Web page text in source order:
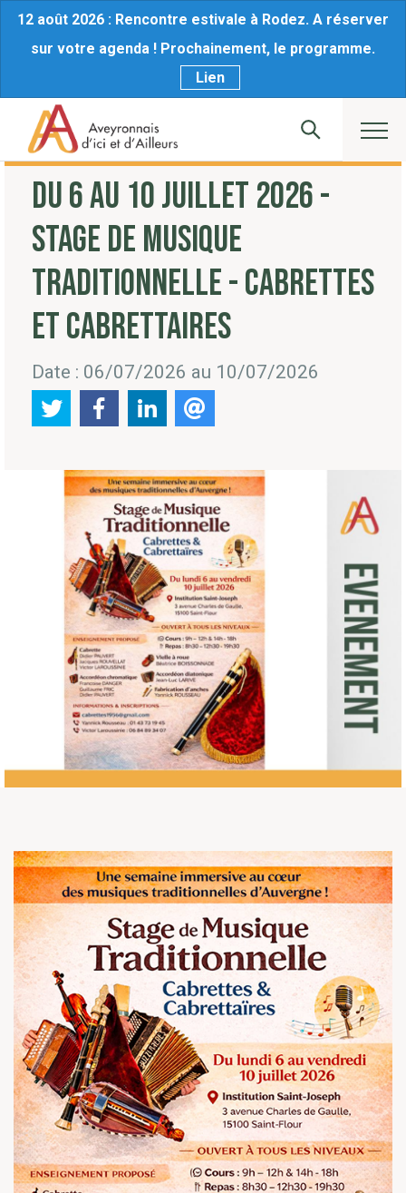
12 août 2026 : Rencontre estivale à Rodez. A réserver
sur votre agenda ! Prochainement, le programme.
Lien
DU 6 AU 10 JUILLET 2026 -
STAGE DE MUSIQUE
TRADITIONNELLE - CABRETTES
ET CABRETTAIRES
Date : 06/07/2026 au 10/07/2026